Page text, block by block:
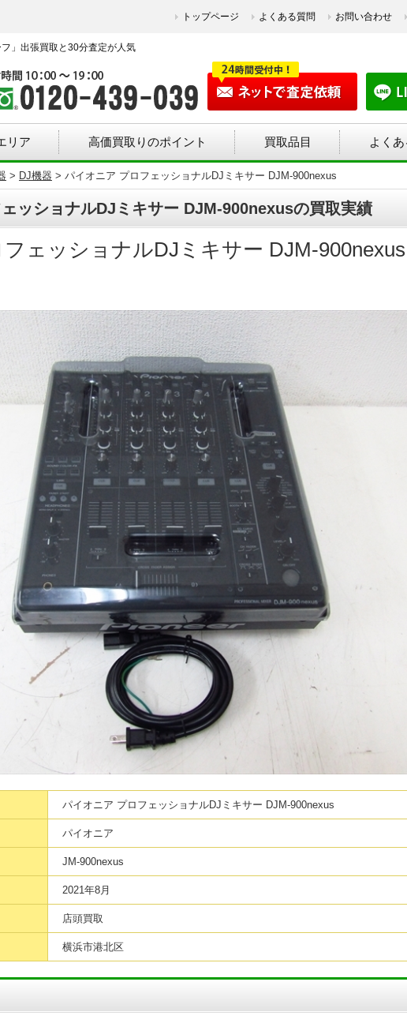
トップページ よくある質問 お問い合わせ
」出張買取と30分査定が人気
リア 高価買取りのポイント 買取品目 よく
> DJ機器 > パイオニア プロフェッショナルDJミキサー DJM-900nexus
ッショナルDJミキサー DJM-900nexusの買取実績
ェッショナルDJミキサー DJM-900nexus
パイオニア プロフェッショナルDJミキサー DJM-900nexus
パイオニア
JM-900nexus
2021年8月
店頭買取
横浜市港北区